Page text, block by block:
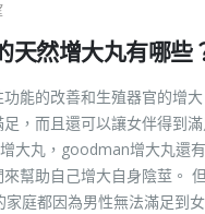
天然增大丸有哪些
能的改善和生殖器官的增
，而且還可以讓女伴得到
大丸，goodman增大丸還
幫助自己增大自身陰莖。
庭都因為男性無法滿足到